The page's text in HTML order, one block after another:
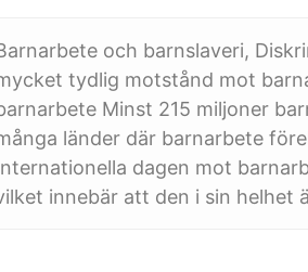
och barnslaveri,
tydlig motstånd mot
Minst 215 miljoner
länder där barnarbete
dagen mot
innebär att den i sin helhet